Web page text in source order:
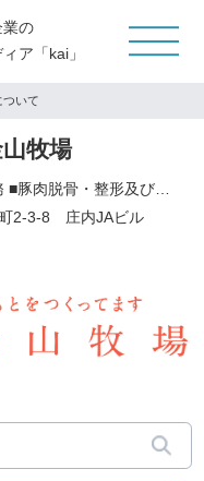
業の
ア「kai」
ついて
牧場
■豚・生産飼育業務 ■豚肉脱骨・整形及び部分肉製造業務 ■業務用食肉アウトパック業務 ■食肉・加工食品卸売業務 ■生鮮食品・米穀の販売 ■食肉加工品製造販売・飲食販売業務 ■バイオガス発電事業
2-3-8 庄内JAビル